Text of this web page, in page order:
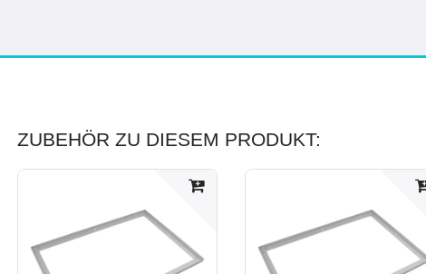
ZUBEHÖR ZU DIESEM PRODUKT: